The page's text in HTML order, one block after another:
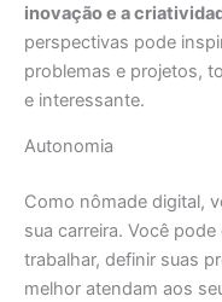
inovação e a
perspectivas pode
problemas e projetos,
e interessante.
Autonomia
Como nômade digital,
sua carreira. Você
trabalhar, definir suas
melhor atendam aos